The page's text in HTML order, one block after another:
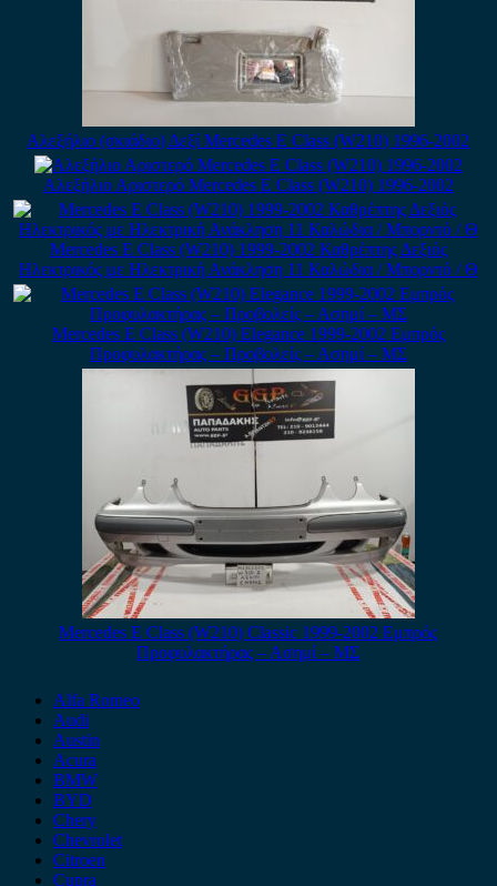
Αλεξήλιο (σκιάδιο) Δεξί Mercedes E Class (W210) 1996-2002
Αλεξήλιο Αριστερό Mercedes E Class (W210) 1996-2002
Mercedes E Class (W210) 1999-2002 Καθρέπτης Δεξιός
Ηλεκτρικός με Ηλεκτρική Ανάκληση 11 Καλώδια / Μπορντό / Θ
Mercedes E Class (W210) Elegance 1999-2002 Εμπρός
Προφυλακτήρας – Προβολείς – Ασημί – ΜΣ
Mercedes E Class (W210) Classic 1999-2002 Εμπρός
Προφυλακτήρας – Ασημί – ΜΣ
Alfa Romeo
Audi
Austin
Acura
BMW
BYD
Chery
Chevrolet
Citroen
Cupra